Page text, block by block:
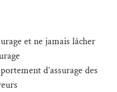
et ne jamais lâcher
d’assurage des